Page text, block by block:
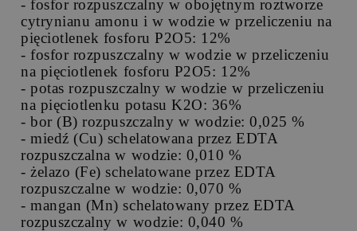
- fosfor rozpuszczalny w obojętnym roztworze
cytrynianu amonu i w wodzie w przeliczeniu na
pięciotlenek fosforu P2O5: 12%
- fosfor rozpuszczalny w wodzie w przeliczeniu
na pięciotlenek fosforu P2O5: 12%
- potas rozpuszczalny w wodzie w przeliczeniu
na pięciotlenku potasu K2O: 36%
- bor (B) rozpuszczalny w wodzie: 0,025 %
- miedź (Cu) schelatowana przez EDTA
rozpuszczalna w wodzie: 0,010 %
- żelazo (Fe) schelatowane przez EDTA
rozpuszczalne w wodzie: 0,070 %
- mangan (Mn) schelatowany przez EDTA
rozpuszczalny w wodzie: 0,040 %